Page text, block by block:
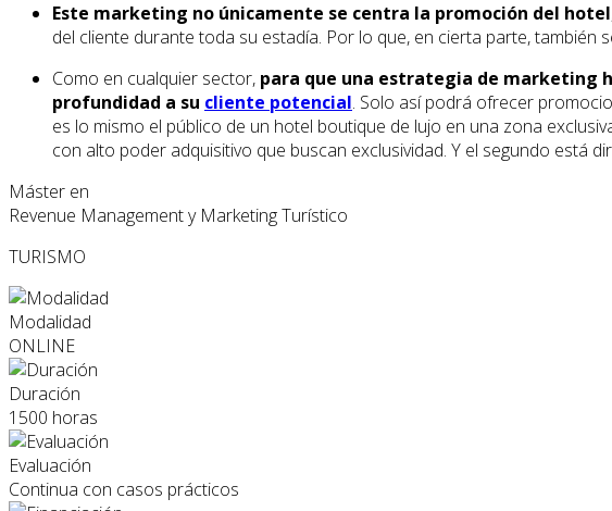
Este marketing no únicamente se centra la promoción del hotel
del cliente durante toda su estadía. Por lo que, en cierta parte, también
Como en cualquier sector, para que una estrategia de marketing
profundidad a su cliente potencial. Solo así podrá ofrecer
es lo mismo el público de un hotel boutique de lujo en una zona
con alto poder adquisitivo que buscan exclusividad. Y el segundo está
Máster en
Revenue Management y Marketing Turístico
TURISMO
Modalidad
ONLINE
Duración
1500 horas
Evaluación
Continua con casos prácticos